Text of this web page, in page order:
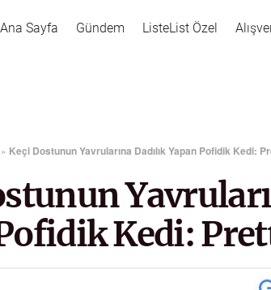
Ana Sayfa Gündem ListeList Özel
» Keçi Dostunun Yavrularına Dadılık Yapan Pofidik Kedi:
Kedi: